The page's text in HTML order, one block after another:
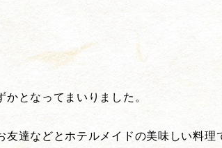
かとなってまいりました。
友達などとホテルメイドの美味しい料理